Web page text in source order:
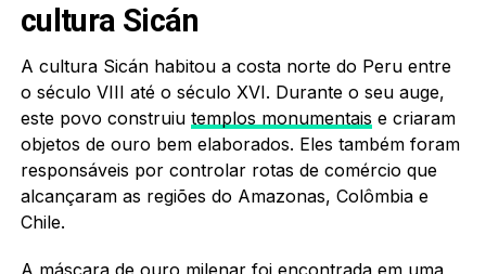
cultura Sicán
A cultura Sicán habitou a costa norte do Peru entre
o século VIII até o século XVI. Durante o seu auge,
este povo construiu templos monumentais e criaram
objetos de ouro bem elaborados. Eles também foram
responsáveis por controlar rotas de comércio que
alcançaram as regiões do Amazonas, Colômbia e
Chile.
A máscara de ouro milenar foi encontrada em uma